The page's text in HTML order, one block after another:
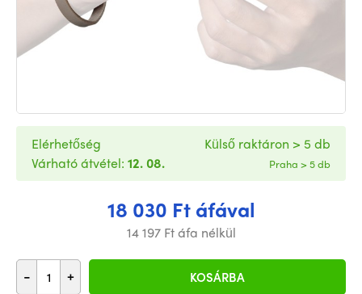
18 030 Ft áfával
14 197 Ft áfa nélkül
- + KOSÁRBA
Elérhetőség
Várható átvétel: 12. 08.
Külső raktáron > 5 db
Praha > 5 db